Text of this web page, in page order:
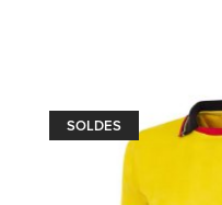
SOLDES